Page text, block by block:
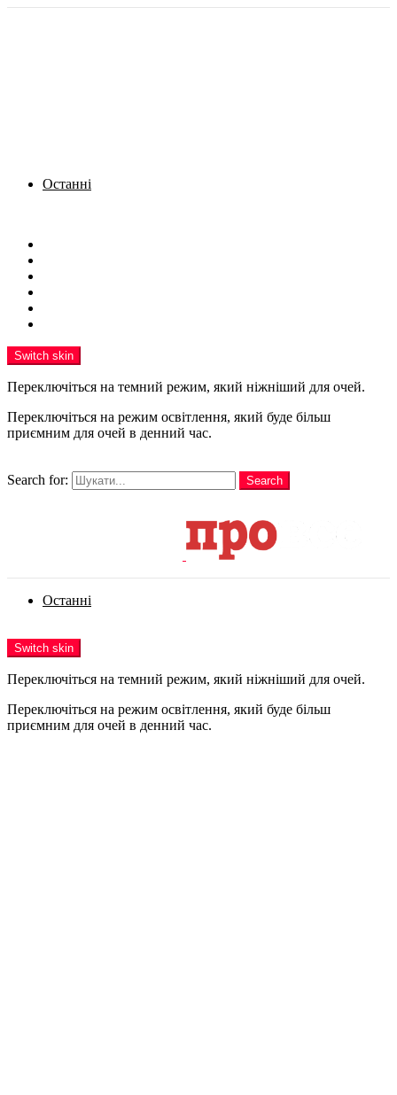
Останні
Switch skin
Переключіться на темний режим, який ніжніший для очей.
Переключіться на режим освітлення, який буде більш
приємним для очей в денний час.
Search for:
Search
Останні
Switch skin
Переключіться на темний режим, який ніжніший для очей.
Переключіться на режим освітлення, який буде більш
приємним для очей в денний час.